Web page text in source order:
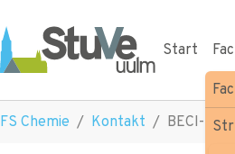
Start
FS Chemie Kontakt BECI-Büro